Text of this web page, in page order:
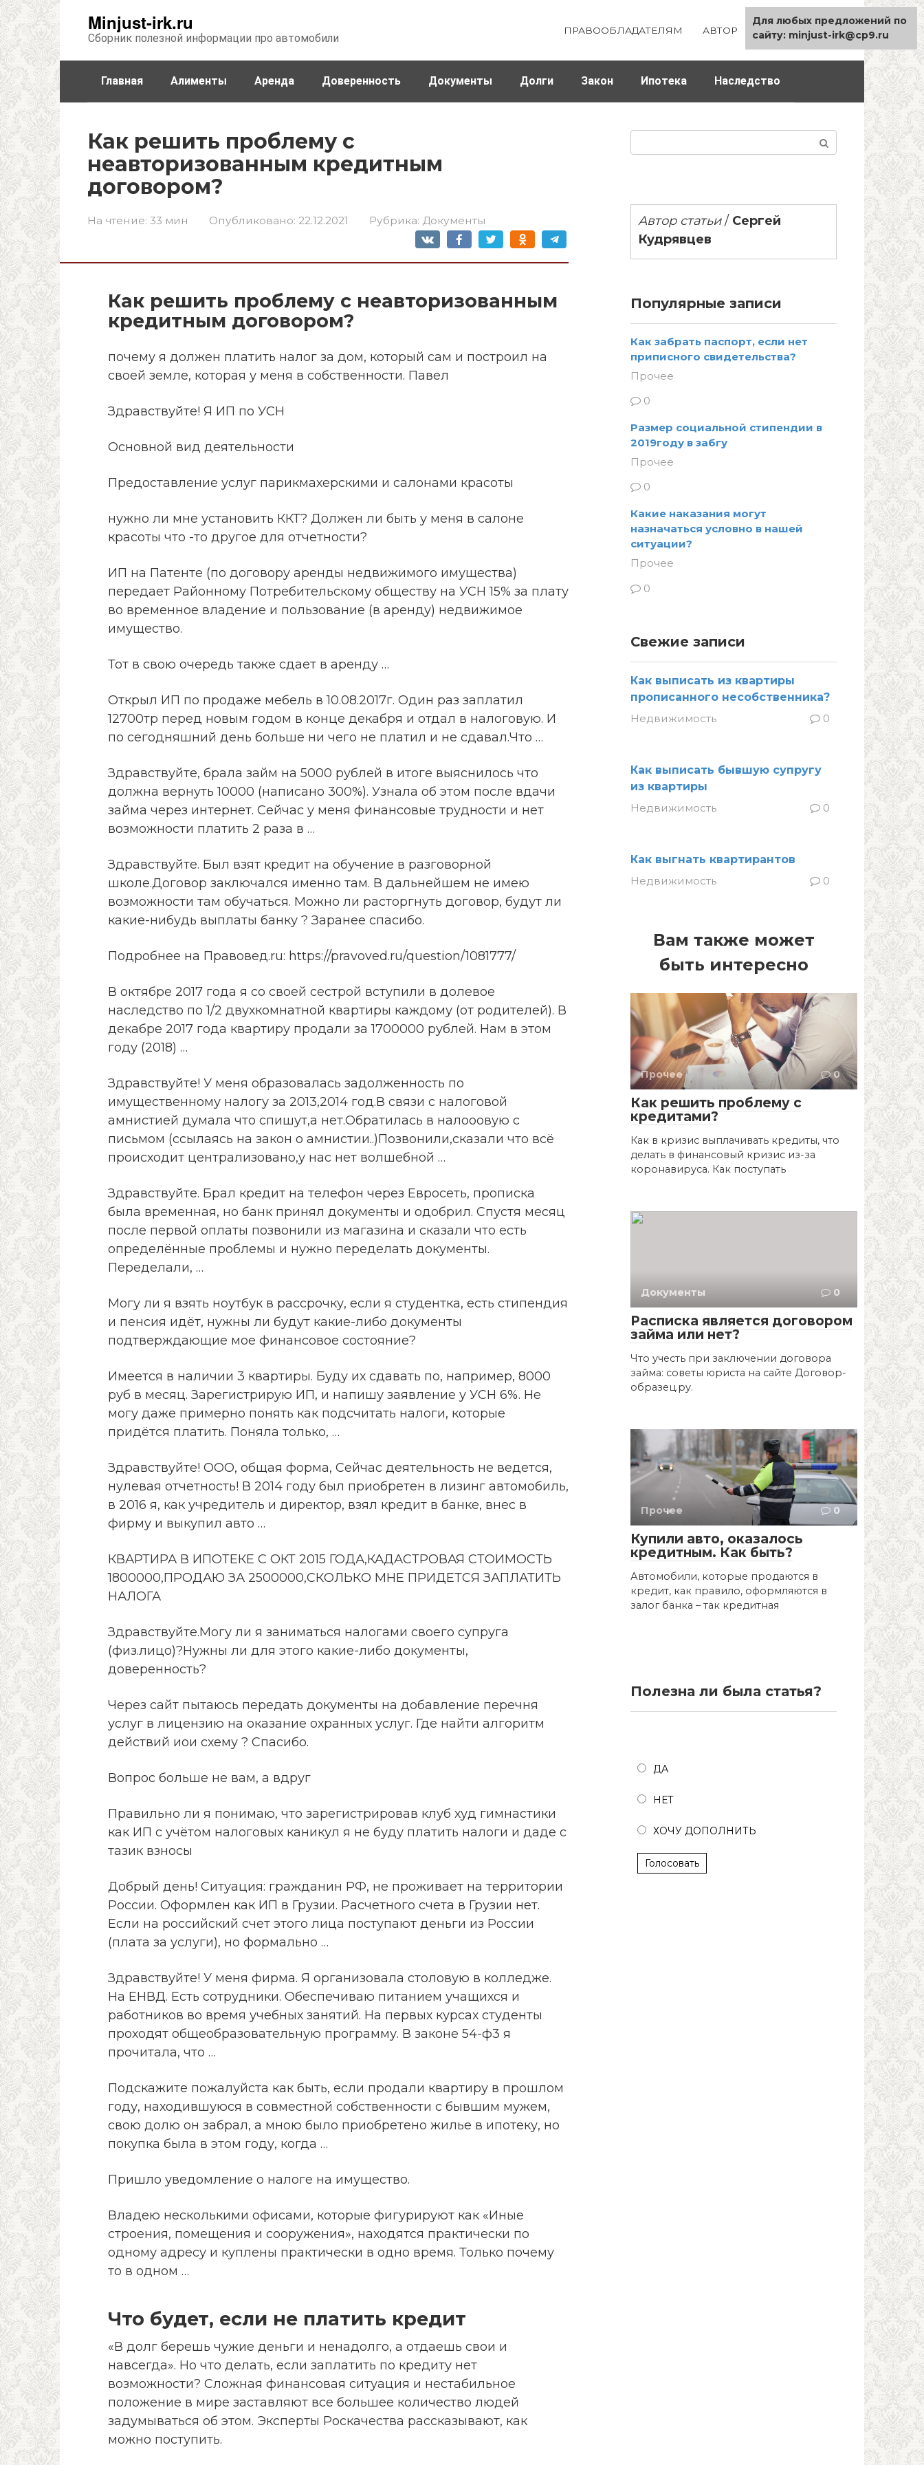
Minjust-irk.ru
Сборник полезной информации про автомобили
ПРАВООБЛАДАТЕЛЯМ АВТОР КАРТА САЙТА
Главная Алименты Аренда Доверенность Документы Долги Закон Ипотека Наследство
Как решить проблему с
неавторизованным кредитным
договором?
На чтение: 33 мин Опубликовано: 22.12.2021 Рубрика: Документы
Как решить проблему с неавторизованным
кредитным договором?
почему я должен платить налог за дом, который сам и построил на
своей земле, которая у меня в собственности. Павел
Здравствуйте! Я ИП по УСН
Основной вид деятельности
Предоставление услуг парикмахерскими и салонами красоты
нужно ли мне установить ККТ? Должен ли быть у меня в салоне
красоты что -то другое для отчетности?
ИП на Патенте (по договору аренды недвижимого имущества)
передает Районному Потребительскому обществу на УСН 15% за плату
во временное владение и пользование (в аренду) недвижимое
имущество.
Тот в свою очередь также сдает в аренду …
Открыл ИП по продаже мебель в 10.08.2017г. Один раз заплатил
12700тр перед новым годом в конце декабря и отдал в налоговую. И
по сегодняшний день больше ни чего не платил и не сдавал.Что …
Здравствуйте, брала займ на 5000 рублей в итоге выяснилось что
должна вернуть 10000 (написано 300%). Узнала об этом после вдачи
займа через интернет. Сейчас у меня финансовые трудности и нет
возможности платить 2 раза в …
Здравствуйте. Был взят кредит на обучение в разговорной
школе.Договор заключался именно там. В дальнейшем не имею
возможности там обучаться. Можно ли расторгнуть договор, будут ли
какие-нибудь выплаты банку ? Заранее спасибо.
Подробнее на Правовед.ru: https://pravoved.ru/question/1081777/
В октябре 2017 года я со своей сестрой вступили в долевое
наследство по 1/2 двухкомнатной квартиры каждому (от родителей). В
декабре 2017 года квартиру продали за 1700000 рублей. Нам в этом
году (2018) …
Здравствуйте! У меня образовалась задолженность по
имущественному налогу за 2013,2014 год.В связи с налоговой
амнистией думала что спишут,а нет.Обратилась в налооовую с
письмом (ссылаясь на закон о амнистии..)Позвонили,сказали что всё
происходит централизовано,у нас нет волшебной …
Здравствуйте. Брал кредит на телефон через Евросеть, прописка
была временная, но банк принял документы и одобрил. Спустя месяц
после первой оплаты позвонили из магазина и сказали что есть
определённые проблемы и нужно переделать документы.
Переделали, …
Могу ли я взять ноутбук в рассрочку, если я студентка, есть стипендия
и пенсия идёт, нужны ли будут какие-либо документы
подтверждающие мое финансовое состояние?
Имеется в наличии 3 квартиры. Буду их сдавать по, например, 8000
руб в месяц. Зарегистрирую ИП, и напишу заявление у УСН 6%. Не
могу даже примерно понять как подсчитать налоги, которые
придётся платить. Поняла только, …
Здравствуйте! ООО, общая форма, Сейчас деятельность не ведется,
нулевая отчетность! В 2014 году был приобретен в лизинг автомобиль,
в 2016 я, как учредитель и директор, взял кредит в банке, внес в
фирму и выкупил авто …
КВАРТИРА В ИПОТЕКЕ С ОКТ 2015 ГОДА,КАДАСТРОВАЯ СТОИМОСТЬ
1800000,ПРОДАЮ ЗА 2500000,СКОЛЬКО МНЕ ПРИДЕТСЯ ЗАПЛАТИТЬ
НАЛОГА
Здравствуйте.Могу ли я заниматься налогами своего супруга
(физ.лицо)?Нужны ли для этого какие-либо документы,
доверенность?
Через сайт пытаюсь передать документы на добавление перечня
услуг в лицензию на оказание охранных услуг. Где найти алгоритм
действий иои схему ? Спасибо.
Вопрос больше не вам, а вдруг
Правильно ли я понимаю, что зарегистрировав клуб худ гимнастики
как ИП с учётом налоговых каникул я не буду платить налоги и даде с
тазик взносы
Добрый день! Ситуация: гражданин РФ, не проживает на территории
России. Оформлен как ИП в Грузии. Расчетного счета в Грузии нет.
Если на российский счет этого лица поступают деньги из России
(плата за услуги), но формально …
Здравствуйте! У меня фирма. Я организовала столовую в колледже.
На ЕНВД. Есть сотрудники. Обеспечиваю питанием учащихся и
работников во время учебных занятий. На первых курсах студенты
проходят общеобразовательную программу. В законе 54-ф3 я
прочитала, что …
Подскажите пожалуйста как быть, если продали квартиру в прошлом
году, находившуюся в совместной собственности с бывшим мужем,
свою долю он забрал, а мною было приобретено жилье в ипотеку, но
покупка была в этом году, когда …
Пришло уведомление о налоге на имущество.
Владею несколькими офисами, которые фигурируют как «Иные
строения, помещения и сооружения», находятся практически по
одному адресу и куплены практически в одно время. Только почему
то в одном …
Что будет, если не платить кредит
«В долг берешь чужие деньги и ненадолго, а отдаешь свои и
навсегда». Но что делать, если заплатить по кредиту нет
возможности? Сложная финансовая ситуация и нестабильное
положение в мире заставляют все большее количество людей
задумываться об этом. Эксперты Роскачества рассказывают, как
можно поступить.
Автор статьи/ Сергей
Кудрявцев
Популярные записи
Как забрать паспорт, если нет
приписного свидетельства?
Прочее
0
Размер социальной стипендии в
2019году в забгу
Прочее
0
Какие наказания могут
назначаться условно в нашей
ситуации?
Прочее
0
Свежие записи
Как выписать из квартиры
прописанного несобственника?
Недвижимость
0
Как выписать бывшую супругу
из квартиры
Недвижимость
0
Как выгнать квартирантов
Недвижимость
0
Вам также может
быть интересно
Прочее 0
Как решить проблему с
кредитами?
Как в кризис выплачивать кредиты, что
делать в финансовый кризис из-за
коронавируса. Как поступать
Документы 0
Расписка является договором
займа или нет?
Что учесть при заключении договора
займа: советы юриста на сайте Договор-
образец.ру.
Прочее 0
Купили авто, оказалось
кредитным. Как быть?
Автомобили, которые продаются в
кредит, как правило, оформляются в
залог банка – так кредитная
Полезна ли была статья?
ДА
НЕТ
ХОЧУ ДОПОЛНИТЬ
Голосовать
Для любых предложений по
сайту: minjust-irk@cp9.ru